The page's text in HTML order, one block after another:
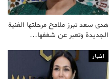
هدى سعد تبرز ملامح مرحلتها الفنية
الجديدة وتعبر عن شغفها…
اخبار